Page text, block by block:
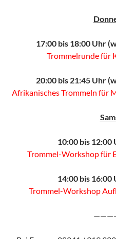
17:00 bis 18:00 Uhr
Trommelrunde für
20:00 bis 21:45 Uhr
Afrikanisches Trommeln für
10:00 bis 12:00
Trommel-Workshop für
14:00 bis 16:00
Trommel-Workshop